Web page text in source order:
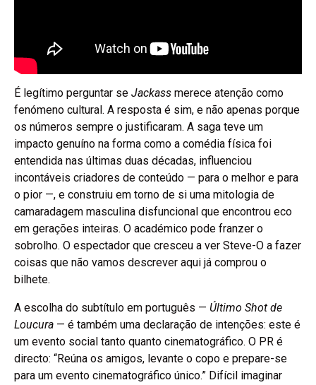
É legítimo perguntar se Jackass merece atenção como
fenómeno cultural. A resposta é sim, e não apenas porque
os números sempre o justificaram. A saga teve um
impacto genuíno na forma como a comédia física foi
entendida nas últimas duas décadas, influenciou
incontáveis criadores de conteúdo — para o melhor e para
o pior —, e construiu em torno de si uma mitologia de
camaradagem masculina disfuncional que encontrou eco
em gerações inteiras. O académico pode franzer o
sobrolho. O espectador que cresceu a ver Steve-O a fazer
coisas que não vamos descrever aqui já comprou o
bilhete.
A escolha do subtítulo em português — Último Shot de
Loucura — é também uma declaração de intenções: este é
um evento social tanto quanto cinematográfico. O PR é
directo: “Reúna os amigos, levante o copo e prepare-se
para um evento cinematográfico único.” Difícil imaginar